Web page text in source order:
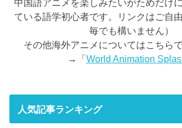
中国語アニメを楽しみたいがためだけ
ている語学初心者です。リンクはご自
毎でも構いません）
その他海外アニメについてはこちら
→「World Animation
人気記事ランキング